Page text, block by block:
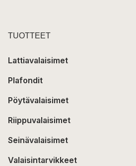
TUOTTEET
Lattiavalaisimet
Plafondit
Pöytävalaisimet
Riippuvalaisimet
Seinävalaisimet
Valaisintarvikkeet